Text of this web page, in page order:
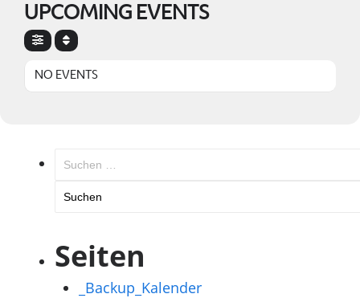
UPCOMING EVENTS
NO EVENTS
Suchen
Seiten
_Backup_Kalender